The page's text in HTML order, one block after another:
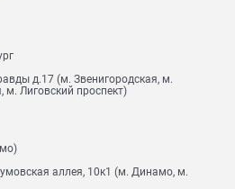
д.17 (м. Звенигородская, м.
Лиговский проспект)
аллея, 10к1 (м. Динамо, м.